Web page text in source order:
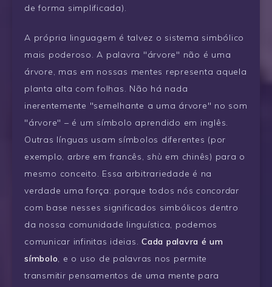
de forma simplificada).
A própria linguagem é talvez o sistema simbólico
mais poderoso. A palavra "árvore" não é uma
árvore, mas em nossas mentes representa aquela
planta alta com folhas. Não há nada
inerentemente "semelhante a uma árvore" no som
"árvore" – é um símbolo aprendido em inglês.
Outras línguas usam símbolos diferentes (por
exemplo, arbre em francês,shù em chinês) para o
mesmo conceito. Essa arbitrariedade é na
verdade uma força: porque todos nós concordar
com base nesses significados simbólicos dentro
da nossa comunidade linguística, podemos
comunicar infinitas ideias. Cada palavra é um
símbolo, e o uso de palavras nos permite
transmitir pensamentos de uma mente para